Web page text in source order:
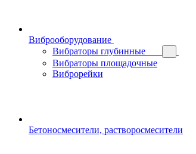
Виброоборудование
Вибраторы глубинные
Вибраторы площадочные
Виброрейки
Бетоносмесители, растворосмесители